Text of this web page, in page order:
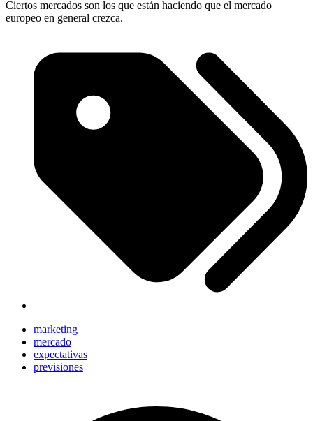
Ciertos mercados son los que están haciendo que el mercado
europeo en general crezca.
marketing
mercado
expectativas
previsiones